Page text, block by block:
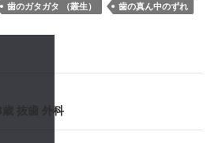
歯のガタガタ （叢生）
歯の真ん中のずれ
歳 抜歯 外科